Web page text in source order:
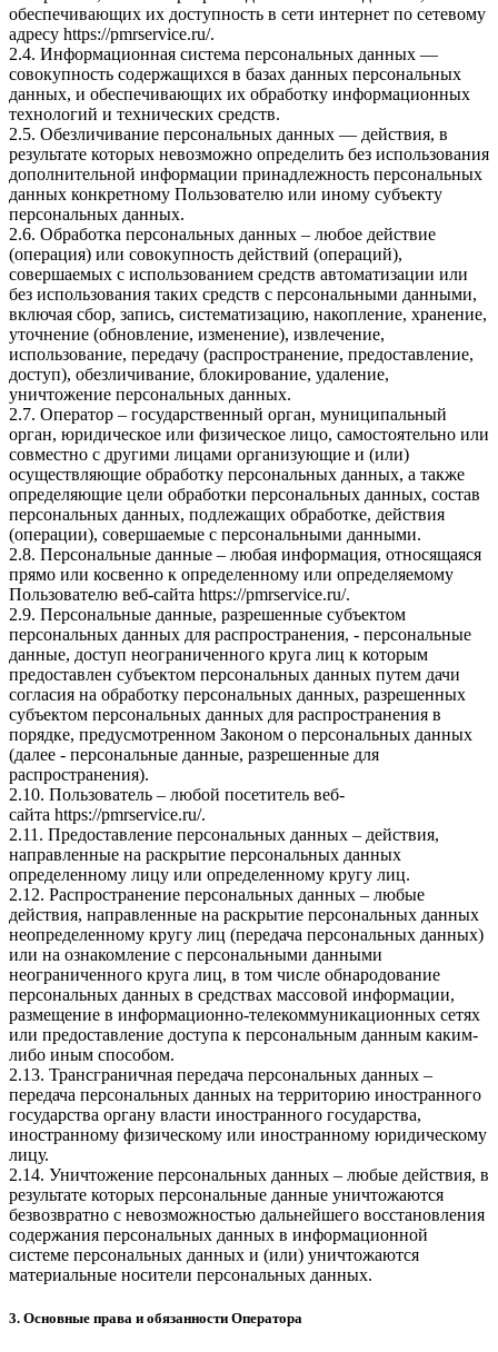
обеспечивающих их доступность в сети интернет по сетевому
адресу https://pmrservice.ru/.
2.4. Информационная система персональных данных —
совокупность содержащихся в базах данных персональных
данных, и обеспечивающих их обработку информационных
технологий и технических средств.
2.5. Обезличивание персональных данных — действия, в
результате которых невозможно определить без использования
дополнительной информации принадлежность персональных
данных конкретному Пользователю или иному субъекту
персональных данных.
2.6. Обработка персональных данных – любое действие
(операция) или совокупность действий (операций),
совершаемых с использованием средств автоматизации или
без использования таких средств с персональными данными,
включая сбор, запись, систематизацию, накопление, хранение,
уточнение (обновление, изменение), извлечение,
использование, передачу (распространение, предоставление,
доступ), обезличивание, блокирование, удаление,
уничтожение персональных данных.
2.7. Оператор – государственный орган, муниципальный
орган, юридическое или физическое лицо, самостоятельно или
совместно с другими лицами организующие и (или)
осуществляющие обработку персональных данных, а также
определяющие цели обработки персональных данных, состав
персональных данных, подлежащих обработке, действия
(операции), совершаемые с персональными данными.
2.8. Персональные данные – любая информация, относящаяся
прямо или косвенно к определенному или определяемому
Пользователю веб-сайта https://pmrservice.ru/.
2.9. Персональные данные, разрешенные субъектом
персональных данных для распространения, - персональные
данные, доступ неограниченного круга лиц к которым
предоставлен субъектом персональных данных путем дачи
согласия на обработку персональных данных, разрешенных
субъектом персональных данных для распространения в
порядке, предусмотренном Законом о персональных данных
(далее - персональные данные, разрешенные для
распространения).
2.10. Пользователь – любой посетитель веб-
сайта https://pmrservice.ru/.
2.11. Предоставление персональных данных – действия,
направленные на раскрытие персональных данных
определенному лицу или определенному кругу лиц.
2.12. Распространение персональных данных – любые
действия, направленные на раскрытие персональных данных
неопределенному кругу лиц (передача персональных данных)
или на ознакомление с персональными данными
неограниченного круга лиц, в том числе обнародование
персональных данных в средствах массовой информации,
размещение в информационно-телекоммуникационных сетях
или предоставление доступа к персональным данным каким-
либо иным способом.
2.13. Трансграничная передача персональных данных –
передача персональных данных на территорию иностранного
государства органу власти иностранного государства,
иностранному физическому или иностранному юридическому
лицу.
2.14. Уничтожение персональных данных – любые действия, в
результате которых персональные данные уничтожаются
безвозвратно с невозможностью дальнейшего восстановления
содержания персональных данных в информационной
системе персональных данных и (или) уничтожаются
материальные носители персональных данных.
3. Основные права и обязанности Оператора